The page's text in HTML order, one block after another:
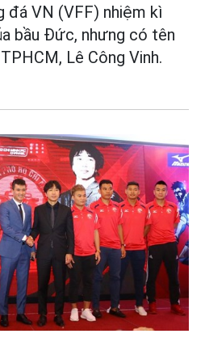
đá VN (VFF) nhiệm kì
bầu Đức, nhưng có tên
Lê Công Vinh.